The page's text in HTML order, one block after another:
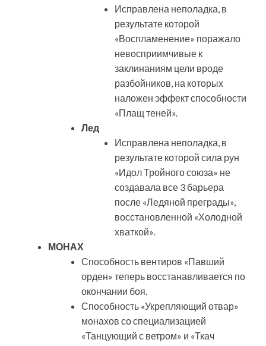
Исправлена неполадка, в
результате которой
«Воспламенение» поражало
невосприимчивые к
заклинаниям цели вроде
разбойников, на которых
наложен эффект способности
«Плащ теней».
Лед
Исправлена неполадка, в
результате которой сила рун
«Идол Тройного союза» не
создавала все 3 барьера
после «Ледяной преграды»,
восстановленной «Холодной
хваткой».
МОНАХ
Способность вентиров «Павший
орден» теперь восстанавливается по
окончании боя.
Способность «Укрепляющий отвар»
монахов со специализацией
«Танцующий с ветром» и «Ткач